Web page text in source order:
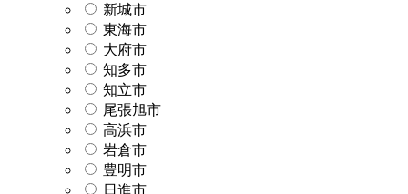
新城市
東海市
大府市
知多市
知立市
尾張旭市
高浜市
岩倉市
豊明市
日進市